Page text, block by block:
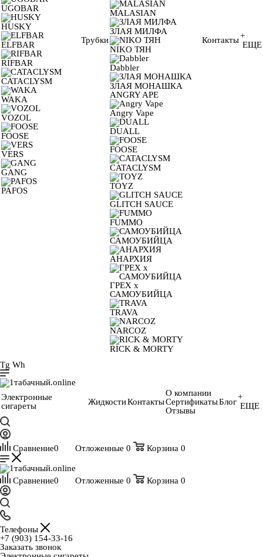
UGOBAR
HUSKY
ELFBAR
RIFBAR
CATACLYSM
WAKA
VOZOL
FOOSE
VERS
GANG
PAFOS
Трубки
MALASIAN
ЗЛАЯ МИЛФА
NIKO ТЯН
Dabbler
ЗЛАЯ МОНАШКА
ANGRY APE
Angry Vape
DUALL
FOOSE
CATACLYSM
TOYZ
GLITCH SAUCE
FUMMO
САМОУБИЙЦА
АНАРХИЯ
ГРЕХ х
САМОУБИЙЦА
TRAVA
NARCOZ
RICK & MORTY
Контакты+
ЕЩЕ
Tg Wh
Электронные
сигареты
ЖидкостиКонтакты
О компании
Сертификаты
Отзывы
Блог+
ЕЩЕ
Сравнение0 Отложенные 0 Корзина 0
Сравнение0 Отложенные 0 Корзина 0
Телефоны
+7 (903) 154-33-16
Заказать звонок